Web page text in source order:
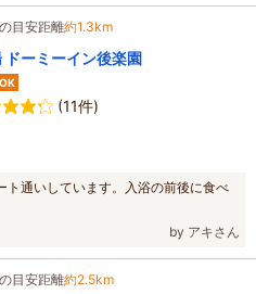
目安距離約1.3km
ドーミーイン後楽園
(11件)
通いしています。入浴の前後に食べ
by アキさん
目安距離約2.5km